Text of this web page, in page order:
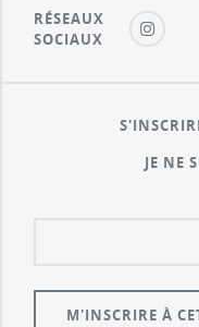
RÉSEAUX
SOCIAUX
JE NE